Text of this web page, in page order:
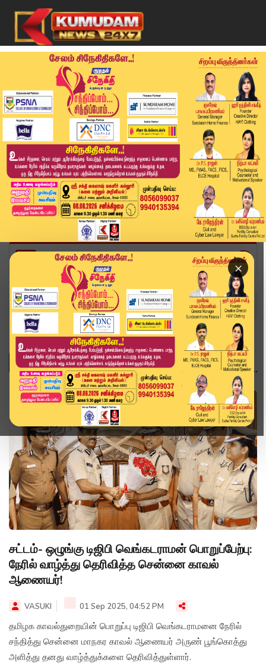
×
Home Topics ஓய்வு
ஓய்வு
தமிழ்நாடு
சட்டம்- ஒழுங்கு டிஜிபி வெங்கடராமன் பொறுப்பேற்பு:
நேரில் வாழ்த்து தெரிவித்த சென்னை காவல்
ஆணையர்!
VASUKI 01 Sep 2025, 04:52 PM
தமிழக காவல்துறையின் பொறுப்பு டிஜிபி வெங்கடராமனை நேரில்
சந்தித்து சென்னை மாநகர காவல் ஆணையர் அருண் பூங்கொத்து
அளித்து தனது வாழ்த்துக்களை தெரிவித்துள்ளார்.